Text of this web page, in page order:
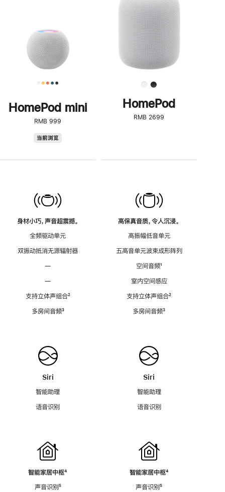
HomePod mini
RMB 999
当前浏览
身材小巧，声音超震撼。
全频驱动单元
双振动抵消无源辐射器
—
—
支持立体声组合脚
²
多房间音频脚
³
Siri
智能助理
语音识别
智能家居中枢脚
⁴
声音识别脚
⁵
了
解
HomePod<
HomePod
RMB 2699
高保真音质，令人沉浸。
高振幅低音单元
五高音单元波束成形阵列
空间音频脚
¹
室内空间感应
支持立体声组合脚
²
多房间音频脚
³
Siri
智能助理
语音识别
智能家居中枢脚
⁴
声音识别脚
⁵